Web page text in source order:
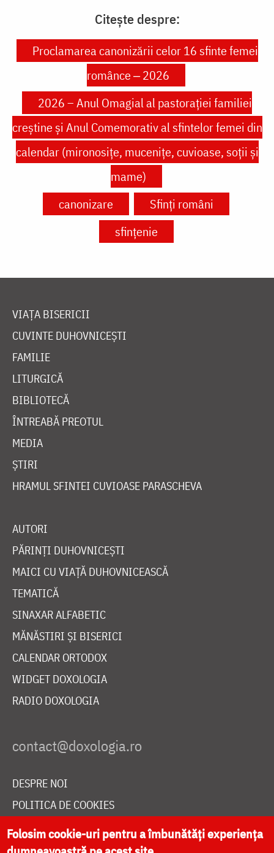
Citește despre:
Proclamarea canonizării celor 16 sfinte femei
românce ‒ 2026
2026 – Anul Omagial al pastorației familiei
creștine și Anul Comemorativ al sfintelor femei din
calendar (mironosițe, mucenițe, cuvioase, soții și
mame)
canonizare
Sfinți români
sfințenie
VIAȚA BISERICII
CUVINTE DUHOVNICEȘTI
FAMILIE
LITURGICĂ
BIBLIOTECĂ
ÎNTREABĂ PREOTUL
MEDIA
ȘTIRI
HRAMUL SFINTEI CUVIOASE PARASCHEVA
AUTORI
PĂRINȚI DUHOVNICEȘTI
MAICI CU VIAȚĂ DUHOVNICEASCĂ
TEMATICĂ
SINAXAR ALFABETIC
MĂNĂSTIRI ȘI BISERICI
CALENDAR ORTODOX
WIDGET DOXOLOGIA
RADIO DOXOLOGIA
DESPRE NOI
POLITICA DE COOKIES
DONEAZĂ ONLINE PENTRU CATEDRALA NAȚIONALĂ
Folosim cookie-uri pentru a îmbunătăți experiența